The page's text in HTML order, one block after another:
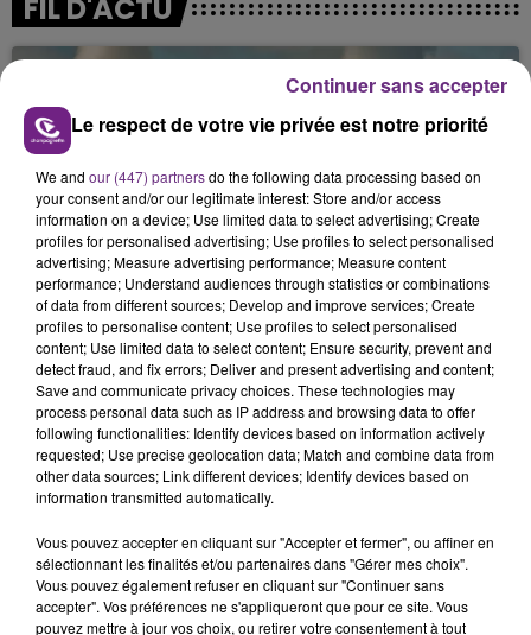
FIL D'ACTU
7 août 2026
LA CENTRALE NUCLÉAIRE DE CHOOZ
TOUJOURS À L'ARRÊT
Cela fait déjà une semaine que la centrale
nucléaire ardennaise est à l'arrêt. Une situation
justifiée par la sécheresse intense qui est toujours
présente.
7 août 2026
LE MAGASIN JOUÉCLUB DE REIMS FERME
SES PORTES
C'était l'une des institutions du centre-ville
Le respect de votre vie privée est notre priorité
We and our (447) partnersdo the following data processing based on
your consent and/or our legitimate interest: Store and/or access
information on a device; Use limited data to select advertising; Create
profiles for personalised advertising; Use profiles to select personalised
advertising; Measure advertising performance; Measure content
performance; Understand audiences through statistics or combinations
of data from different sources; Develop and improve services; Create
profiles to personalise content; Use profiles to select personalised
content; Use limited data to select content; Ensure security, prevent and
detect fraud, and fix errors; Deliver and present advertising and content;
Save and communicate privacy choices. These technologies may
process personal data such as IP address and browsing data to offer
following functionalities: Identify devices based on information actively
requested; Use precise geolocation data; Match and combine data from
other data sources; Link different devices; Identify devices based on
information transmitted automatically.
Vous pouvez accepter en cliquant sur "Accepter et fermer", ou affiner en
sélectionnant les finalités et/ou partenaires dans "Gérer mes choix".
Vous pouvez également refuser en cliquant sur "Continuer sans
accepter". Vos préférences ne s'appliqueront que pour ce site. Vous
pouvez mettre à jour vos choix, ou retirer votre consentement à tout
Continuer sans accepter